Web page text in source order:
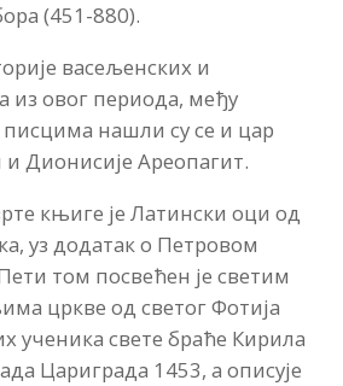
(451-880).
васељенских и
из овог периода, међу
нашли су се и цар
и Дионисије Ареопагит.
књиге је Латински оци од
уз додатак о Петровом
том посвећен је светим
цркве од светог Фотија
ученика свете браће Кирила
Цариграда 1453, а описује